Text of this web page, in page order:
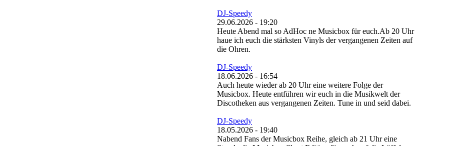
DJ-Speedy
29.06.2026 - 19:20
Heute Abend mal so AdHoc ne Musicbox für euch.Ab 20 Uhr
haue ich euch die stärksten Vinyls der vergangenen Zeiten auf
die Ohren.
DJ-Speedy
18.06.2026 - 16:54
Auch heute wieder ab 20 Uhr eine weitere Folge der
Musicbox. Heute entführen wir euch in die Musikwelt der
Discotheken aus vergangenen Zeiten. Tune in und seid dabei.
DJ-Speedy
18.05.2026 - 19:40
Nabend Fans der Musicbox Reihe, gleich ab 21 Uhr eine